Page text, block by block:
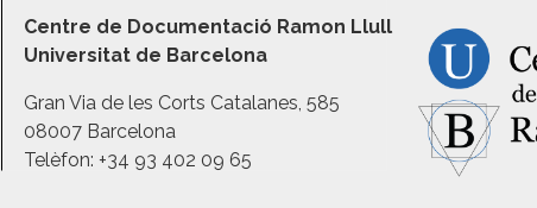
Centre de Documentació Ramon Llull
Universitat de Barcelona
Gran Via de les Corts Catalanes, 585
08007 Barcelona
Telèfon: +34 93 402 09 65